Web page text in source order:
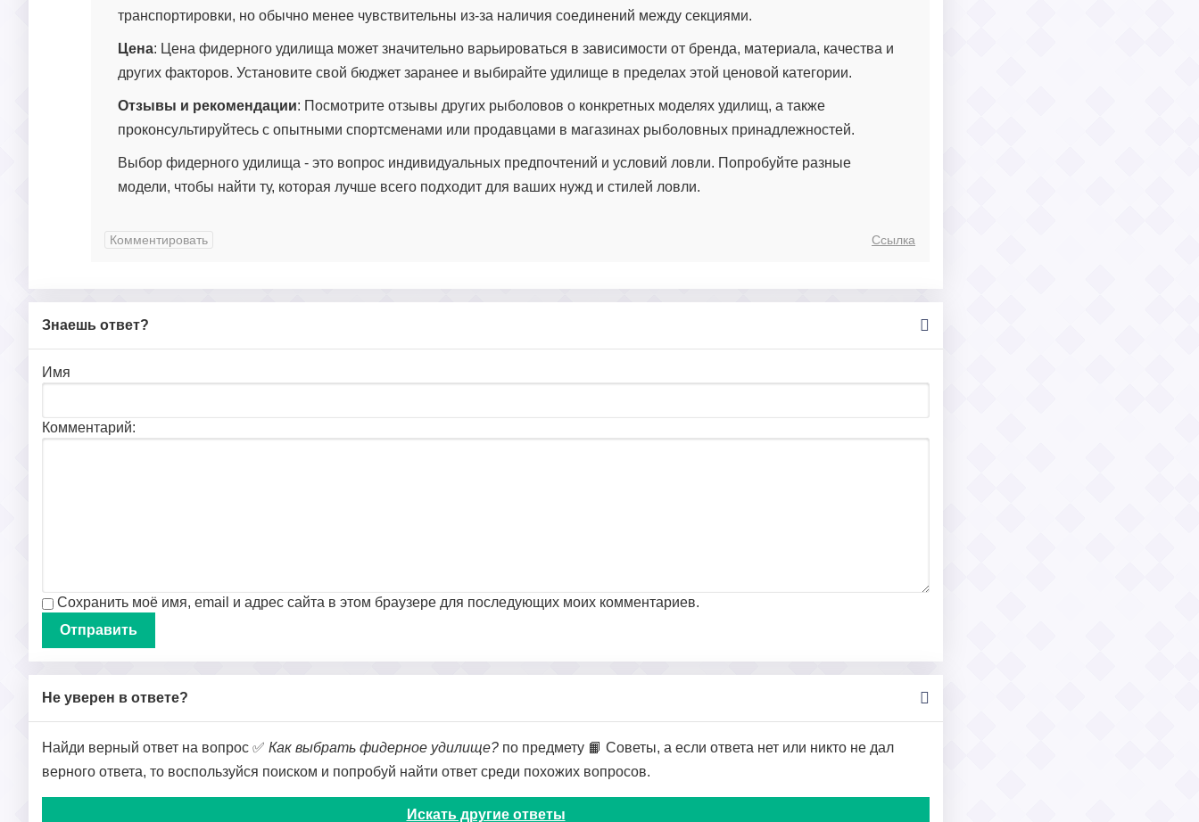
транспортировки, но обычно менее чувствительны из-за наличия соединений между секциями.
Цена: Цена фидерного удилища может значительно варьироваться в зависимости от бренда, материала, качества и
других факторов. Установите свой бюджет заранее и выбирайте удилище в пределах этой ценовой категории.
Отзывы и рекомендации: Посмотрите отзывы других рыболовов о конкретных моделях удилищ, а также
проконсультируйтесь с опытными спортсменами или продавцами в магазинах рыболовных принадлежностей.
Выбор фидерного удилища - это вопрос индивидуальных предпочтений и условий ловли. Попробуйте разные
модели, чтобы найти ту, которая лучше всего подходит для ваших нужд и стилей ловли.
Комментировать Ссылка
Знаешь ответ?
Имя
Комментарий:
Сохранить моё имя, email и адрес сайта в этом браузере для последующих моих комментариев.
Не уверен в ответе?
Найди верный ответ на вопрос ✅ Как выбрать фидерное удилище? по предмету 📙 Советы, а если ответа нет или никто не дал
верного ответа, то воспользуйся поиском и попробуй найти ответ среди похожих вопросов.
Искать другие ответы